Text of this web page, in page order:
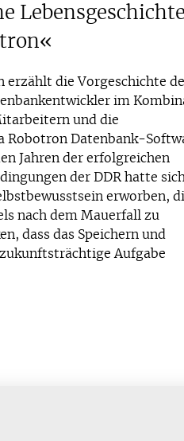
Lebensgeschichte
die Vorgeschichte
im
und die
Robotron Datenbank-
Jahren der erfolgreichen
der DDR hatte sich
erworben,
nach dem Mauerfall zu
dass das Speichern und
Aufgabe